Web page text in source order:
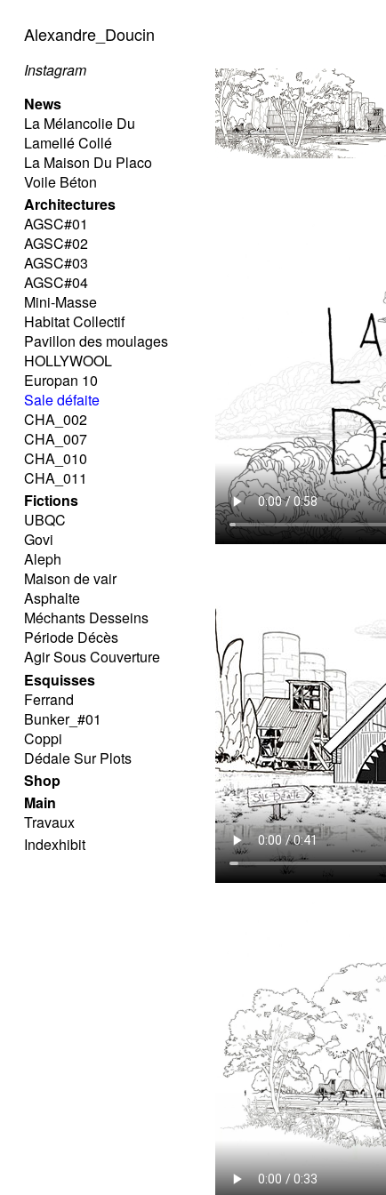
Alexandre_Doucin
Instagram
News
La Mélancolie Du
Lamellé Collé
La Maison Du Placo
Voile Béton
Architectures
AGSC#01
AGSC#02
AGSC#03
AGSC#04
Mini-Masse
Habitat Collectif
Pavillon des moulages
HOLLYWOOL
Europan 10
Sale défaite
CHA_002
CHA_007
CHA_010
CHA_011
Fictions
UBQC
Govi
Aleph
Maison de vair
Asphalte
Méchants Desseins
Période Décès
Agir Sous Couverture
Esquisses
Ferrand
Bunker_#01
Coppi
Dédale Sur Plots
Shop
Main
Travaux
Indexhibit